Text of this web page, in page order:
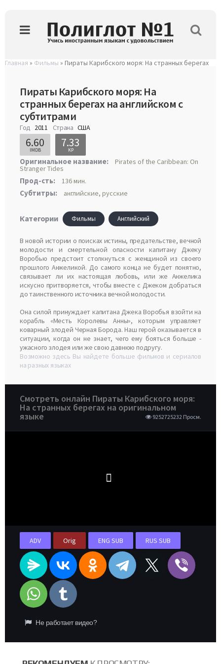
Главная » Фильмы » Пираты Карибского моря: На странных берегах
Пираты Карибского моря: На
странных берегах на английском с
субтитрами
Год 2011 Страна США
7.33
KP
6.60
IMDB
Оригинальное название: Pirates of the Caribbean: On
Stranger Tides
Прод-сть: 136 мин.
Субтитры: английские, русские
Категории Фильмы Английский
В новой истории о поисках истины, предательстве, вечной
молодости и смертельной опасности капитану Джеку
Воробью предстоит столкнуться с женщиной из своего
прошлого Анжеликой. До самого конца не будет понятно,
связывает ли их настоящая любовь, или же Анжелика
искусно притворяется, чтобы вместе с Джеком добраться
до таинственного источника вечной молодости.
Она силой принуждает капитана Джека Воробья взойти на
корабль «Месть Королевы Анны», которым управляет
коварный злодей Черная Борода. Наш герой оказывается в
ситуации, когда он не знает, чего ему бояться больше -
ужасного злодея или же свою давнюю подругу.
Возможно здесь Вы найдете больше фильмов и сериалов
на разных языках
Смотреть онлайн Пираты Карибского моря:
На странных берегах на оригинальном
языке 9252725232 Просм.
ADV Orig ENG SUB RUS SUB
Не работает видео?